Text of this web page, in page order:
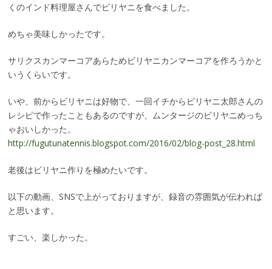
くのインド料理屋さんでビリヤニを食べました。
めちゃ美味しかったです。
サリクスカンマーコアあらためビリヤニカンマーコアを作ろうかと
いうくらいです。
いや、前からビリヤニは好物で、一回イチからビリヤニ太郎さんの
レシピで作ったこともあるのですが、ムンタージのビリヤニめっち
ゃおいしかった。
http://fugutunatennis.blogspot.com/2016/02/blog-post_28.html
老後はビリヤニ作りを極めたいです。
以下の動画、SNSで上がっておりますが、録音の雰囲気が伝われば
と思います。
すごい、楽しかった。